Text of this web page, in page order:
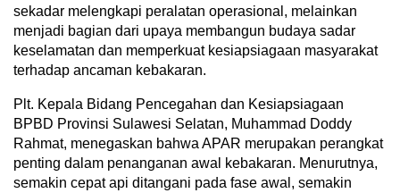
sekadar melengkapi peralatan operasional, melainkan
menjadi bagian dari upaya membangun budaya sadar
keselamatan dan memperkuat kesiapsiagaan masyarakat
terhadap ancaman kebakaran.
Plt. Kepala Bidang Pencegahan dan Kesiapsiagaan
BPBD Provinsi Sulawesi Selatan, Muhammad Doddy
Rahmat, menegaskan bahwa APAR merupakan perangkat
penting dalam penanganan awal kebakaran. Menurutnya,
semakin cepat api ditangani pada fase awal, semakin